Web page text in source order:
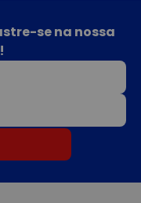
se na nossa